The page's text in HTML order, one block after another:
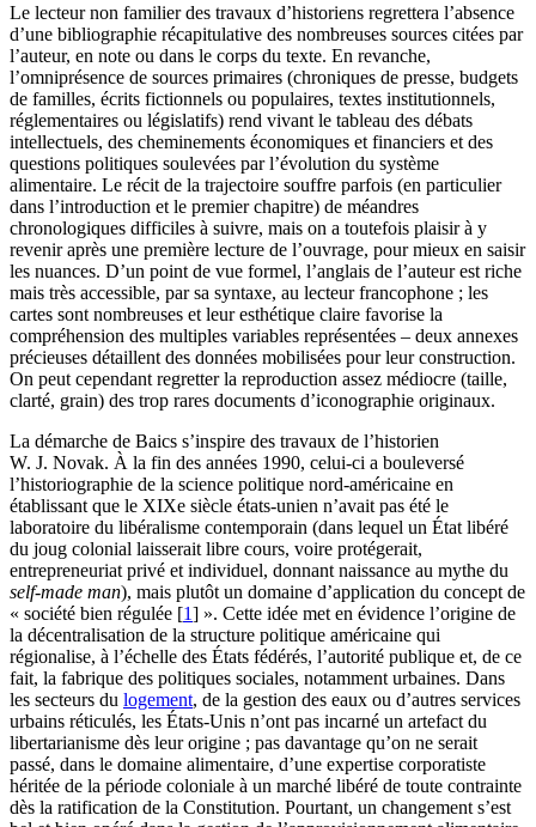
Le lecteur non familier des travaux d’historiens regrettera l’absence
d’une bibliographie récapitulative des nombreuses sources citées par
l’auteur, en note ou dans le corps du texte. En revanche,
l’omniprésence de sources primaires (chroniques de presse, budgets
de familles, écrits fictionnels ou populaires, textes institutionnels,
réglementaires ou législatifs) rend vivant le tableau des débats
intellectuels, des cheminements économiques et financiers et des
questions politiques soulevées par l’évolution du système
alimentaire. Le récit de la trajectoire souffre parfois (en particulier
dans l’introduction et le premier chapitre) de méandres
chronologiques difficiles à suivre, mais on a toutefois plaisir à y
revenir après une première lecture de l’ouvrage, pour mieux en saisir
les nuances. D’un point de vue formel, l’anglais de l’auteur est riche
mais très accessible, par sa syntaxe, au lecteur francophone ; les
cartes sont nombreuses et leur esthétique claire favorise la
compréhension des multiples variables représentées – deux annexes
précieuses détaillent des données mobilisées pour leur construction.
On peut cependant regretter la reproduction assez médiocre (taille,
clarté, grain) des trop rares documents d’iconographie originaux.
La démarche de Baics s’inspire des travaux de l’historien
W. J. Novak. À la fin des années 1990, celui-ci a bouleversé
l’historiographie de la science politique nord-américaine en
établissant que le XIXe siècle états-unien n’avait pas été le
laboratoire du libéralisme contemporain (dans lequel un État libéré
du joug colonial laisserait libre cours, voire protégerait,
entrepreneuriat privé et individuel, donnant naissance au mythe du
self-made man), mais plutôt un domaine d’application du concept de
« société bien régulée [1] ». Cette idée met en évidence l’origine de
la décentralisation de la structure politique américaine qui
régionalise, à l’échelle des États fédérés, l’autorité publique et, de ce
fait, la fabrique des politiques sociales, notamment urbaines. Dans
les secteurs du logement, de la gestion des eaux ou d’autres services
urbains réticulés, les États-Unis n’ont pas incarné un artefact du
libertarianisme dès leur origine ; pas davantage qu’on ne serait
passé, dans le domaine alimentaire, d’une expertise corporatiste
héritée de la période coloniale à un marché libéré de toute contrainte
dès la ratification de la Constitution. Pourtant, un changement s’est